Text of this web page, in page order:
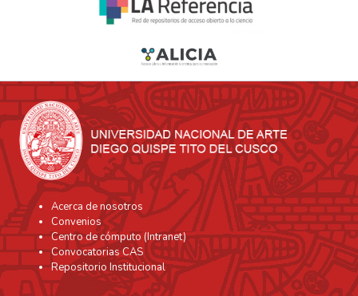
Acerca de nosotros
Convenios
Centro de cómputo (Intranet)
Convocatorias CAS
Repositorio Institucional